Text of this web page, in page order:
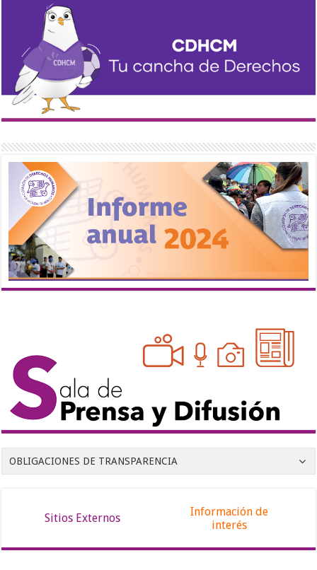
OBLIGACIONES DE TRANSPARENCIA
Sitios Externos
Información de
interés